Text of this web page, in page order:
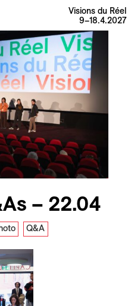
Visions du Réel
9–18.4.2027
– 22.04
Q&A